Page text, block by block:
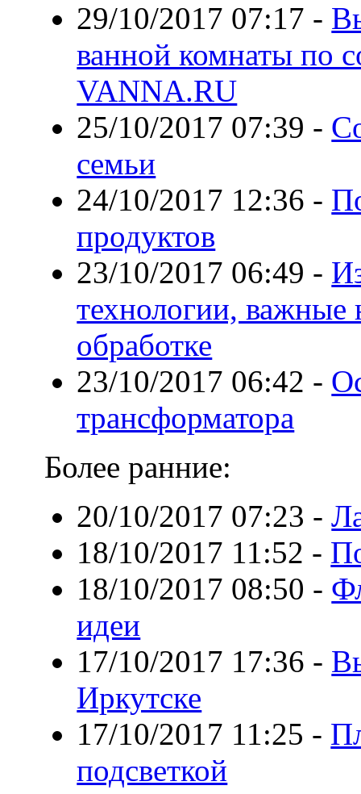
29/10/2017 07:17 -
ванной комнаты по
VANNA.RU
25/10/2017 07:39 -
семьи
24/10/2017 12:36 -
продуктов
23/10/2017 06:49 -
технологии,
обработке
23/10/2017 06:42 -
трансформатора
Более ранние:
20/10/2017 07:23 -
18/10/2017 11:52 -
18/10/2017 08:50 -
идеи
17/10/2017 17:36 -
Иркутске
17/10/2017 11:25 -
подсветкой